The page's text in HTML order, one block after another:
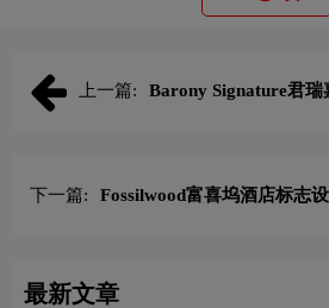
上一篇:
Barony Signature君
下一篇:
Fossilwood富喜坞酒店标志
最新文章